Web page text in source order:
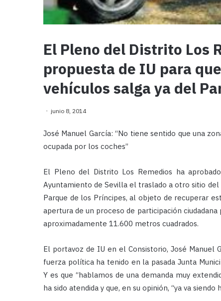
El Pleno del Distrito Los
propuesta de IU para
vehículos salga ya del
junio 8, 2014
José Manuel García: “No tiene sentido que una
ocupada por los coches”
El Pleno del Distrito Los Remedios ha
Ayuntamiento de Sevilla el traslado a otro sitio
Parque de los Príncipes, al objeto de recuperar
apertura de un proceso de participación
aproximadamente 11.600 metros cuadrados.
El portavoz de IU en el Consistorio, José Manuel
fuerza política ha tenido en la pasada Junta
Y es que “hablamos de una demanda muy
ha sido atendida y que, en su opinión, “ya va siendo